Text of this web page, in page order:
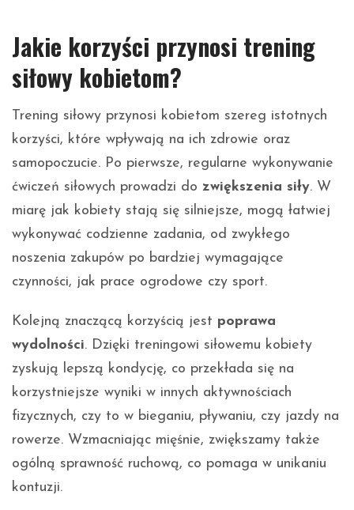
Jakie korzyści przynosi trening
siłowy kobietom?
Trening siłowy przynosi kobietom szereg istotnych
korzyści, które wpływają na ich zdrowie oraz
samopoczucie. Po pierwsze, regularne wykonywanie
ćwiczeń siłowych prowadzi do zwiększenia siły. W
miarę jak kobiety stają się silniejsze, mogą łatwiej
wykonywać codzienne zadania, od zwykłego
noszenia zakupów po bardziej wymagające
czynności, jak prace ogrodowe czy sport.
Kolejną znaczącą korzyścią jest poprawa
wydolności. Dzięki treningowi siłowemu kobiety
zyskują lepszą kondycję, co przekłada się na
korzystniejsze wyniki w innych aktywnościach
fizycznych, czy to w bieganiu, pływaniu, czy jazdy na
rowerze. Wzmacniając mięśnie, zwiększamy także
ogólną sprawność ruchową, co pomaga w unikaniu
kontuzji.